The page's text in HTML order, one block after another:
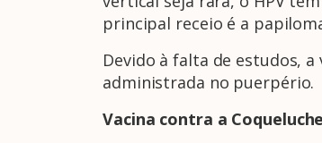
principal receio é a
Devido à falta de estudos,
administrada no puerpério.
Vacina contra a